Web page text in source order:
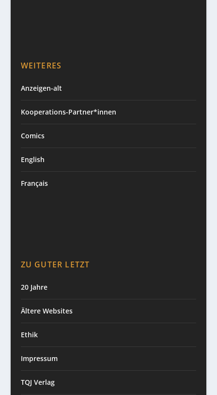
WEITERES
Anzeigen-alt
Kooperations-Partner*innen
Comics
English
Français
ZU GUTER LETZT
20 Jahre
Ältere Websites
Ethik
Impressum
TQJ Verlag